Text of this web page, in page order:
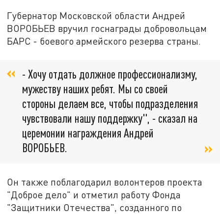
Губернатор Московской области Андрей
ВОРОБЬЕВ вручил госнаграды добровольцам
БАРС - боевого армейского резерва страны.
- Хочу отдать должное профессионализму,
мужеству наших ребят. Мы со своей
стороны делаем все, чтобы подразделения
чувствовали нашу поддержку", - сказал на
церемонии награждения Андрей
ВОРОБЬЕВ.
Он также поблагодарил волонтеров проекта
"Доброе дело" и отметил работу Фонда
"Защитники Отечества", созданного по